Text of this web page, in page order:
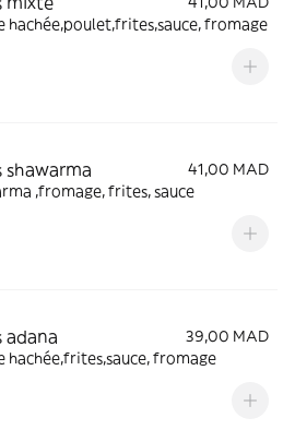
hachée,poulet,frites,sauce, fromage
shawarma
41,00 MAD
,fromage, frites, sauce
adana
39,00 MAD
hachée,frites,sauce, fromage